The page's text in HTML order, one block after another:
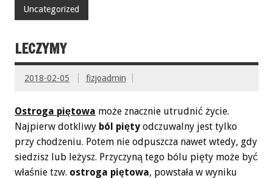
Uncategorized
LECZYMY
2018-02-05 fizjoadmin
Ostroga piętowa może znacznie utrudnić życie.
Najpierw dotkliwy ból pięty odczuwalny jest tylko
przy chodzeniu. Potem nie odpuszcza nawet wtedy, gdy
siedzisz lub leżysz. Przyczyną tego bólu pięty może być
właśnie tzw. ostroga piętowa, powstała w wyniku